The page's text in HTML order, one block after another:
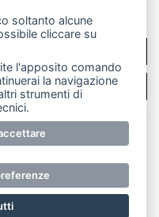
Tutti i diritti riservati.
anche
senza la
dell'editore. RI Lecco
sociale 10.329,14 €
soltanto alcune
cliccare su
l'apposito comando
la navigazione
strumenti di